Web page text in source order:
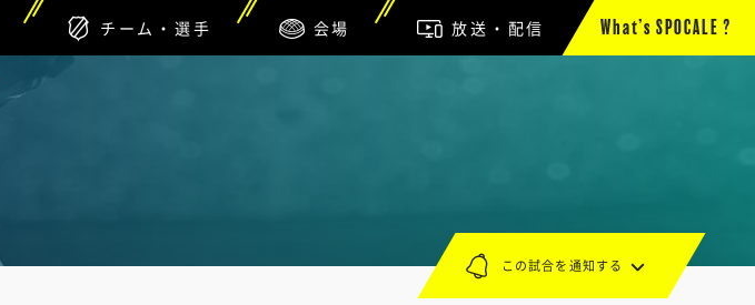
チーム・選手 会場 放送・配信 What’s SPOCALE ?
この試合を通知する